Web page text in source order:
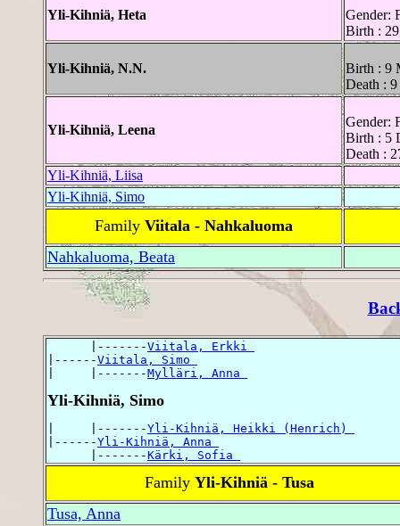
Yli-Kihniä, Heta
Gender:
Birth :
Yli-Kihniä, N.N.
Birth : 9
Death :
Yli-Kihniä, Leena
Gender:
Birth : 5
Death :
Yli-Kihniä, Liisa
Yli-Kihniä, Simo
Family Viitala - Nahkaluoma
Nahkaluoma, Beata
      |-------
Viitala, Erkki
|------Viitala, Simo
|     |-------Mylläri, Anna
Yli-Kihniä, Simo
|     |-------Yli-Kihniä, Heikki (Henrich)
|------Yli-Kihniä, Anna
      |-------
Kärki, Sofia
Family Yli-Kihniä - Tusa
Tusa, Anna